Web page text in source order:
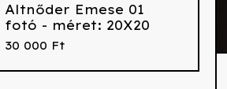
Altnőder Emese 01
fotó - méret: 20X20
30 000 Ft